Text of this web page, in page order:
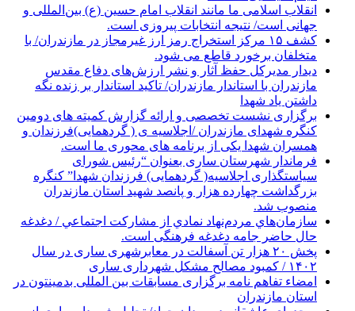
انقلاب اسلامی ما مانند انقلاب امام حسین (ع) بین‌المللی و
جهانی است/ نتیجه انتخابات پیروزی است.
کشف ۱۵ مرکز استخراج رمز ارز غیرمجاز در مازندران/ با
متخلفان برخورد قاطع می شود.
دیدار مدیرکل حفظ آثار و نشر ارزش‌های دفاع مقدس
مازندران با استاندار مازندران/ تاکید استاندار بر زنده نگه
داشتن یاد شهدا
برگزاری نشست تخصصی و ارائه گزارش کمیته های دومین
کنگره شهدای مازندران /اجلاسیه ی ( گردهمایی)فرزندان و
همسران شهدا یکی از برنامه های محوری ما است.
فرماندار شهرستان ساری بعنوان “رئیس شورای
سیاستگذاری اجلاسیه( گردهمایی) فرزندان شهدا” کنگره
بزرگداشت چهارده هزار و پانصد شهید استان مازندران
منصوب شد.
سازمان‌هاي مردم‌نهاد نمادي از مشاركت اجتماعي / دغدغه
حال حاضر جامه دغدغه فرهنگی است.
پخش ۲۰ هزار تن آسفالت در معابرشهری ساری در سال
۱۴۰۲ / کمبود مصالح مشکل شهرداری ساری
امضاء تفاهم نامه برگزاری مسابقات بین المللی بدمینتون در
استان مازندران